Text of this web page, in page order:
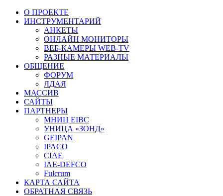
О ПРОЕКТЕ
ИНСТРУМЕНТАРИЙ
АНКЕТЫ
ОНЛАЙН МОНИТОРЫ
ВЕБ-КАМЕРЫ WEB-TV
РАЗНЫЕ МАТЕРИАЛЫ
ОБЩЕНИЕ
ФОРУМ
ЛДАЯ
МАССИВ
САЙТЫ
ПАРТНЕРЫ
МНИЦ EIBC
УНИЦА «ЗОНД»
GEIPAN
IPACO
CIAE
IAE-DEFCO
Fulcrum
КАРТА САЙТА
ОБРАТНАЯ СВЯЗЬ